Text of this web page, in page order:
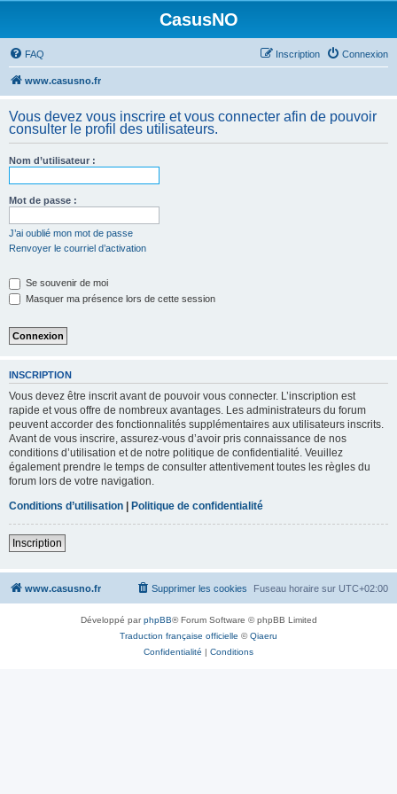
CasusNO
FAQ Connexion
Inscription
www.casusno.fr
Vous devez vous inscrire et vous connecter afin de pouvoir
consulter le profil des utilisateurs.
Nom d’utilisateur :
Mot de passe :
J’ai oublié mon mot de passe
Renvoyer le courriel d’activation
Se souvenir de moi
Masquer ma présence lors de cette session
INSCRIPTION
Vous devez être inscrit avant de pouvoir vous connecter. L’inscription est
rapide et vous offre de nombreux avantages. Les administrateurs du forum
peuvent accorder des fonctionnalités supplémentaires aux utilisateurs inscrits.
Avant de vous inscrire, assurez-vous d’avoir pris connaissance de nos
conditions d’utilisation et de notre politique de confidentialité. Veuillez
également prendre le temps de consulter attentivement toutes les règles du
forum lors de votre navigation.
Conditions d’utilisation | Politique de confidentialité
Inscription
www.casusno.fr Fuseau horaire sur UTC+02:00
Supprimer les cookies
Développé parphpBB® Forum Software © phpBB Limited
Traduction française officielle ©Qiaeru
Confidentialité | Conditions